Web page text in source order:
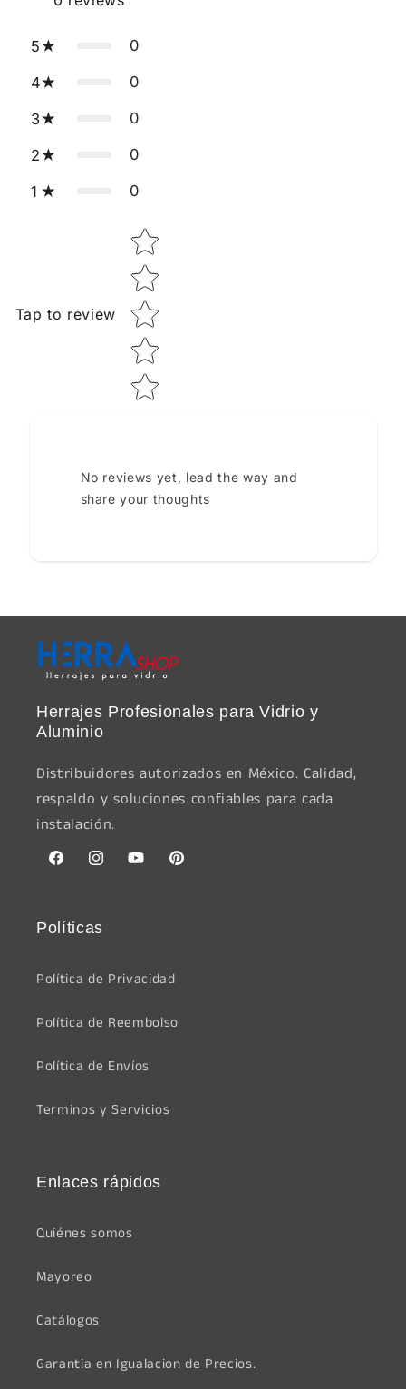
5 0
4 0
3 0
2 0
1 0
Tap to review
Star rating
No reviews yet, lead the way and
share your thoughts
Herrajes Profesionales para Vidrio y
Aluminio
Distribuidores autorizados en México. Calidad,
respaldo y soluciones confiables para cada
instalación.
FacebookInstagramYouTubePinterest
Políticas
Política de Privacidad
Política de Reembolso
Política de Envíos
Terminos y Servicios
Enlaces rápidos
Quiénes somos
Mayoreo
Catálogos
Garantia en Igualacion de Precios.